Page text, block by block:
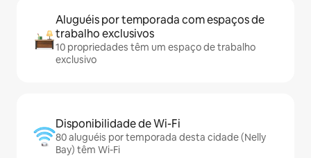
Aluguéis por temporada com espaços de
trabalho exclusivos
10 propriedades têm um espaço de trabalho
exclusivo
Disponibilidade de Wi-Fi
80 aluguéis por temporada desta cidade (Nelly
Bay) têm Wi-Fi